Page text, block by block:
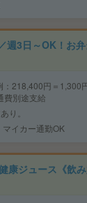
週3日～OK！お
：218,400円＝1,300
費別途支給
り。
マイカー通勤OK
康ジュース《飲